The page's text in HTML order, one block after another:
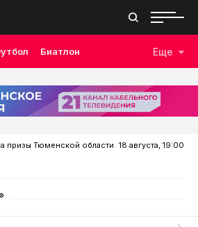
Биатлон
Плавание Дзюдо
Бокс
Еще
призы Тюменской области 18 августа, 19:00